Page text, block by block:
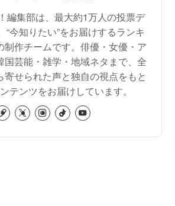
編集部は、最大約1万人の投票デ
“今知りたい”をお届けするランキ
制作チームです。俳優・女優・ア
国芸能・雑学・地域ネタまで、全
寄せられた声と独自の視点をもと
テンツをお届けしています。